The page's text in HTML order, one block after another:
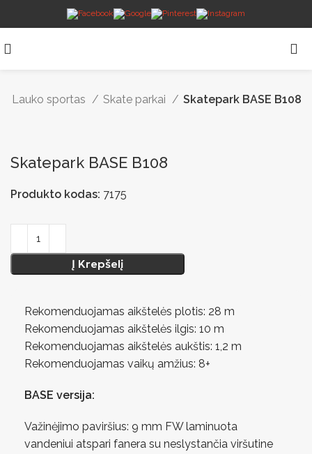
Lauko sportas Skate parkai Skatepark BASE B108
Skatepark BASE B108
Produkto kodas: 7175
Į Krepšelį
Rekomenduojamas aikštelės plotis: 28 m
Rekomenduojamas aikštelės ilgis: 10 m
Rekomenduojamas aikštelės aukštis: 1,2 m
Rekomenduojamas vaikų amžius: 8+
BASE versija:
Važinėjimo paviršius: 9 mm FW laminuota
vandeniui atspari fanera su neslystančia viršutine